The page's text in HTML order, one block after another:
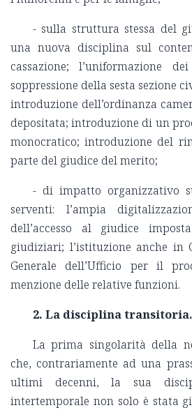
- sulla struttura stessa del
una nuova disciplina sul
cassazione; l’uniformazione
soppressione della sesta sezione
introduzione dell’ordinanza
depositata; introduzione di un
monocratico; introduzione del
parte del giudice del merito;
- di impatto organizzativo
serventi: l’ampia
dell’accesso al giudice
giudiziari; l’istituzione anche in
Generale dell’Ufficio per il
menzione delle relative funzioni.
2. La disciplina transitoria.
La prima singolarità della
che, contrariamente ad una
ultimi decenni, la sua
intertemporale non solo è stata